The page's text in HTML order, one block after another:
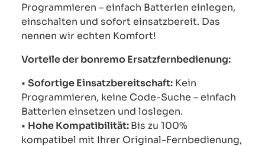
Programmieren – einfach Batterien einlegen,
einschalten und sofort einsatzbereit. Das
nennen wir echten Komfort!
Vorteile der bonremo Ersatzfernbedienung:
• Sofortige Einsatzbereitschaft: Kein
Programmieren, keine Code-Suche – einfach
Batterien einsetzen und loslegen.
• Hohe Kompatibilität:Bis zu 100%
kompatibel mit Ihrer Original-Fernbedienung,